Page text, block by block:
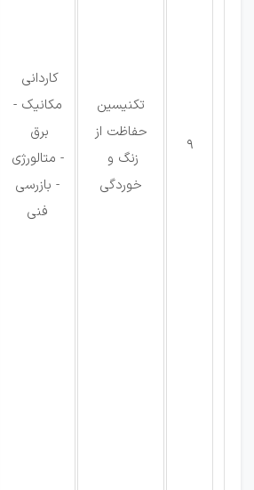
9
تکنیسین
حفاظت از
زنگ و
خوردگی
كاردانی
مکانیک -
برق
- متالورژی
- بازرسی
فنی